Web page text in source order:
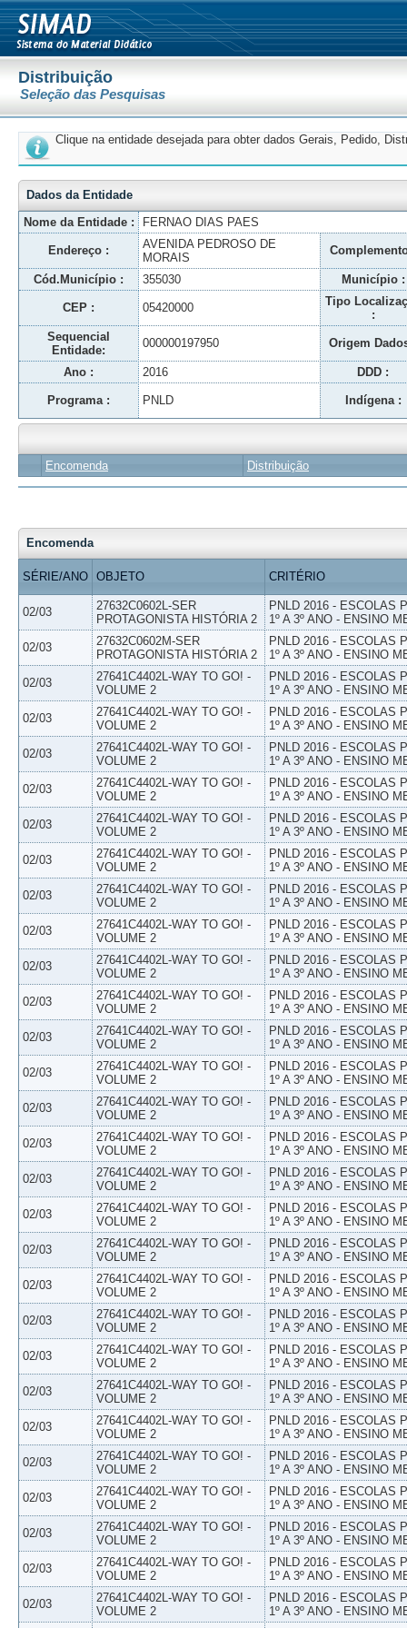
Distribuição
Seleção das Pesquisas
Clique na entidade desejada para obter dados Gerais, Pedido,
Dados da Entidade
Nome da Entidade :
FERNAO DIAS PAES
Endereço :
AVENIDA PEDROSO DE
MORAIS
Cód.Município : 355030 Município :
CEP : 05420000
Tipo
:
Sequencial
Entidade:
000000197950 Origem
Ano : 2016 DDD :
Programa : PNLD Indígena :
Encomenda Distribuição
Encomenda
SÉRIE/ANO OBJETO CRITÉRIO
02/03
27632C0602L-SER
PROTAGONISTA HISTÓRIA 2
PNLD 2016 - ESCOLAS
1º A 3º ANO - ENSINO
02/03
27632C0602M-SER
PROTAGONISTA HISTÓRIA 2
PNLD 2016 - ESCOLAS
1º A 3º ANO - ENSINO
02/03
27641C4402L-WAY TO GO! -
VOLUME 2
PNLD 2016 - ESCOLAS
1º A 3º ANO - ENSINO
02/03
27641C4402L-WAY TO GO! -
VOLUME 2
PNLD 2016 - ESCOLAS
1º A 3º ANO - ENSINO
02/03
27641C4402L-WAY TO GO! -
VOLUME 2
PNLD 2016 - ESCOLAS
1º A 3º ANO - ENSINO
02/03
27641C4402L-WAY TO GO! -
VOLUME 2
PNLD 2016 - ESCOLAS
1º A 3º ANO - ENSINO
02/03
27641C4402L-WAY TO GO! -
VOLUME 2
PNLD 2016 - ESCOLAS
1º A 3º ANO - ENSINO
02/03
27641C4402L-WAY TO GO! -
VOLUME 2
PNLD 2016 - ESCOLAS
1º A 3º ANO - ENSINO
02/03
27641C4402L-WAY TO GO! -
VOLUME 2
PNLD 2016 - ESCOLAS
1º A 3º ANO - ENSINO
02/03
27641C4402L-WAY TO GO! -
VOLUME 2
PNLD 2016 - ESCOLAS
1º A 3º ANO - ENSINO
02/03
27641C4402L-WAY TO GO! -
VOLUME 2
PNLD 2016 - ESCOLAS
1º A 3º ANO - ENSINO
02/03
27641C4402L-WAY TO GO! -
VOLUME 2
PNLD 2016 - ESCOLAS
1º A 3º ANO - ENSINO
02/03
27641C4402L-WAY TO GO! -
VOLUME 2
PNLD 2016 - ESCOLAS
1º A 3º ANO - ENSINO
02/03
27641C4402L-WAY TO GO! -
VOLUME 2
PNLD 2016 - ESCOLAS
1º A 3º ANO - ENSINO
02/03
27641C4402L-WAY TO GO! -
VOLUME 2
PNLD 2016 - ESCOLAS
1º A 3º ANO - ENSINO
02/03
27641C4402L-WAY TO GO! -
VOLUME 2
PNLD 2016 - ESCOLAS
1º A 3º ANO - ENSINO
02/03
27641C4402L-WAY TO GO! -
VOLUME 2
PNLD 2016 - ESCOLAS
1º A 3º ANO - ENSINO
02/03
27641C4402L-WAY TO GO! -
VOLUME 2
PNLD 2016 - ESCOLAS
1º A 3º ANO - ENSINO
02/03
27641C4402L-WAY TO GO! -
VOLUME 2
PNLD 2016 - ESCOLAS
1º A 3º ANO - ENSINO
02/03
27641C4402L-WAY TO GO! -
VOLUME 2
PNLD 2016 - ESCOLAS
1º A 3º ANO - ENSINO
02/03
27641C4402L-WAY TO GO! -
VOLUME 2
PNLD 2016 - ESCOLAS
1º A 3º ANO - ENSINO
02/03
27641C4402L-WAY TO GO! -
VOLUME 2
PNLD 2016 - ESCOLAS
1º A 3º ANO - ENSINO
02/03
27641C4402L-WAY TO GO! -
VOLUME 2
PNLD 2016 - ESCOLAS
1º A 3º ANO - ENSINO
02/03
27641C4402L-WAY TO GO! -
VOLUME 2
PNLD 2016 - ESCOLAS
1º A 3º ANO - ENSINO
02/03
27641C4402L-WAY TO GO! -
VOLUME 2
PNLD 2016 - ESCOLAS
1º A 3º ANO - ENSINO
02/03
27641C4402L-WAY TO GO! -
VOLUME 2
PNLD 2016 - ESCOLAS
1º A 3º ANO - ENSINO
02/03
27641C4402L-WAY TO GO! -
VOLUME 2
PNLD 2016 - ESCOLAS
1º A 3º ANO - ENSINO
02/03
27641C4402L-WAY TO GO! -
VOLUME 2
PNLD 2016 - ESCOLAS
1º A 3º ANO - ENSINO
02/03
27641C4402L-WAY TO GO! -
VOLUME 2
PNLD 2016 - ESCOLAS
1º A 3º ANO - ENSINO